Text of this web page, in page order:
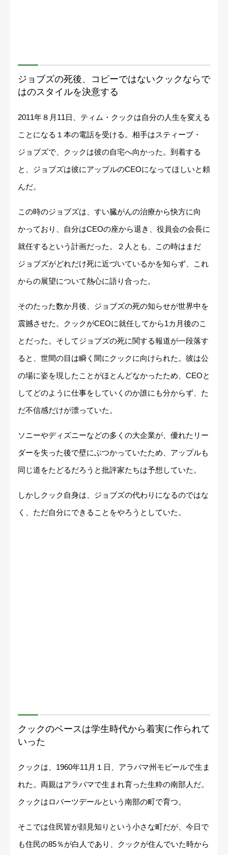
ジョブズの死後、コピーではないクックならで
はのスタイルを決意する
2011年８月11日、ティム・クックは自分の人生を変える
ことになる１本の電話を受ける。相手はスティーブ・
ジョブズで、クックは彼の自宅へ向かった。到着する
と、ジョブズは彼にアップルのCEOになってほしいと頼
んだ。
この時のジョブズは、すい臓がんの治療から快方に向
かっており、自分はCEOの座から退き、役員会の会長に
就任するという計画だった。２人とも、この時はまだ
ジョブズがどれだけ死に近づいているかを知らず、これ
からの展望について熱心に語り合った。
そのたった数か月後、ジョブズの死の知らせが世界中を
震撼させた。クックがCEOに就任してから1カ月後のこ
とだった。そしてジョブズの死に関する報道が一段落す
ると、世間の目は瞬く間にクックに向けられた。彼は公
の場に姿を現したことがほとんどなかったため、CEOと
してどのように仕事をしていくのか誰にも分からず、た
だ不信感だけが漂っていた。
ソニーやディズニーなどの多くの大企業が、優れたリー
ダーを失った後で壁にぶつかっていたため、アップルも
クックのベースは学生時代から着実に作られて
いった
クックは、1960年11月１日、アラバマ州モビールで生ま
れた。両親はアラバマで生まれ育った生粋の南部人だ。